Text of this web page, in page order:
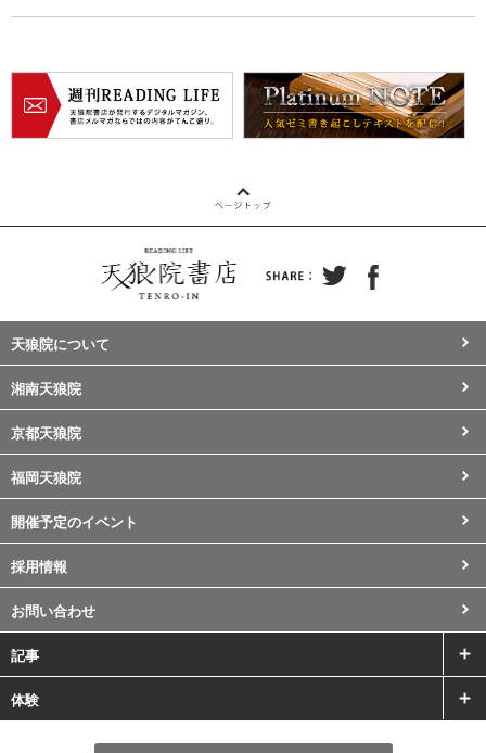
天狼院について
湘南天狼院
京都天狼院
福岡天狼院
開催予定のイベント
採用情報
お問い合わせ
記事
体験